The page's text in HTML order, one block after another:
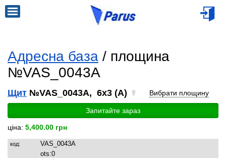
Адресна база / площина
№VAS_0043A
Щит №VAS_0043A, 6x3 (A) Вибрати площину
Запитайте зараз
ціна: 5,400.00 грн
код:
VAS_0043A
ots:0